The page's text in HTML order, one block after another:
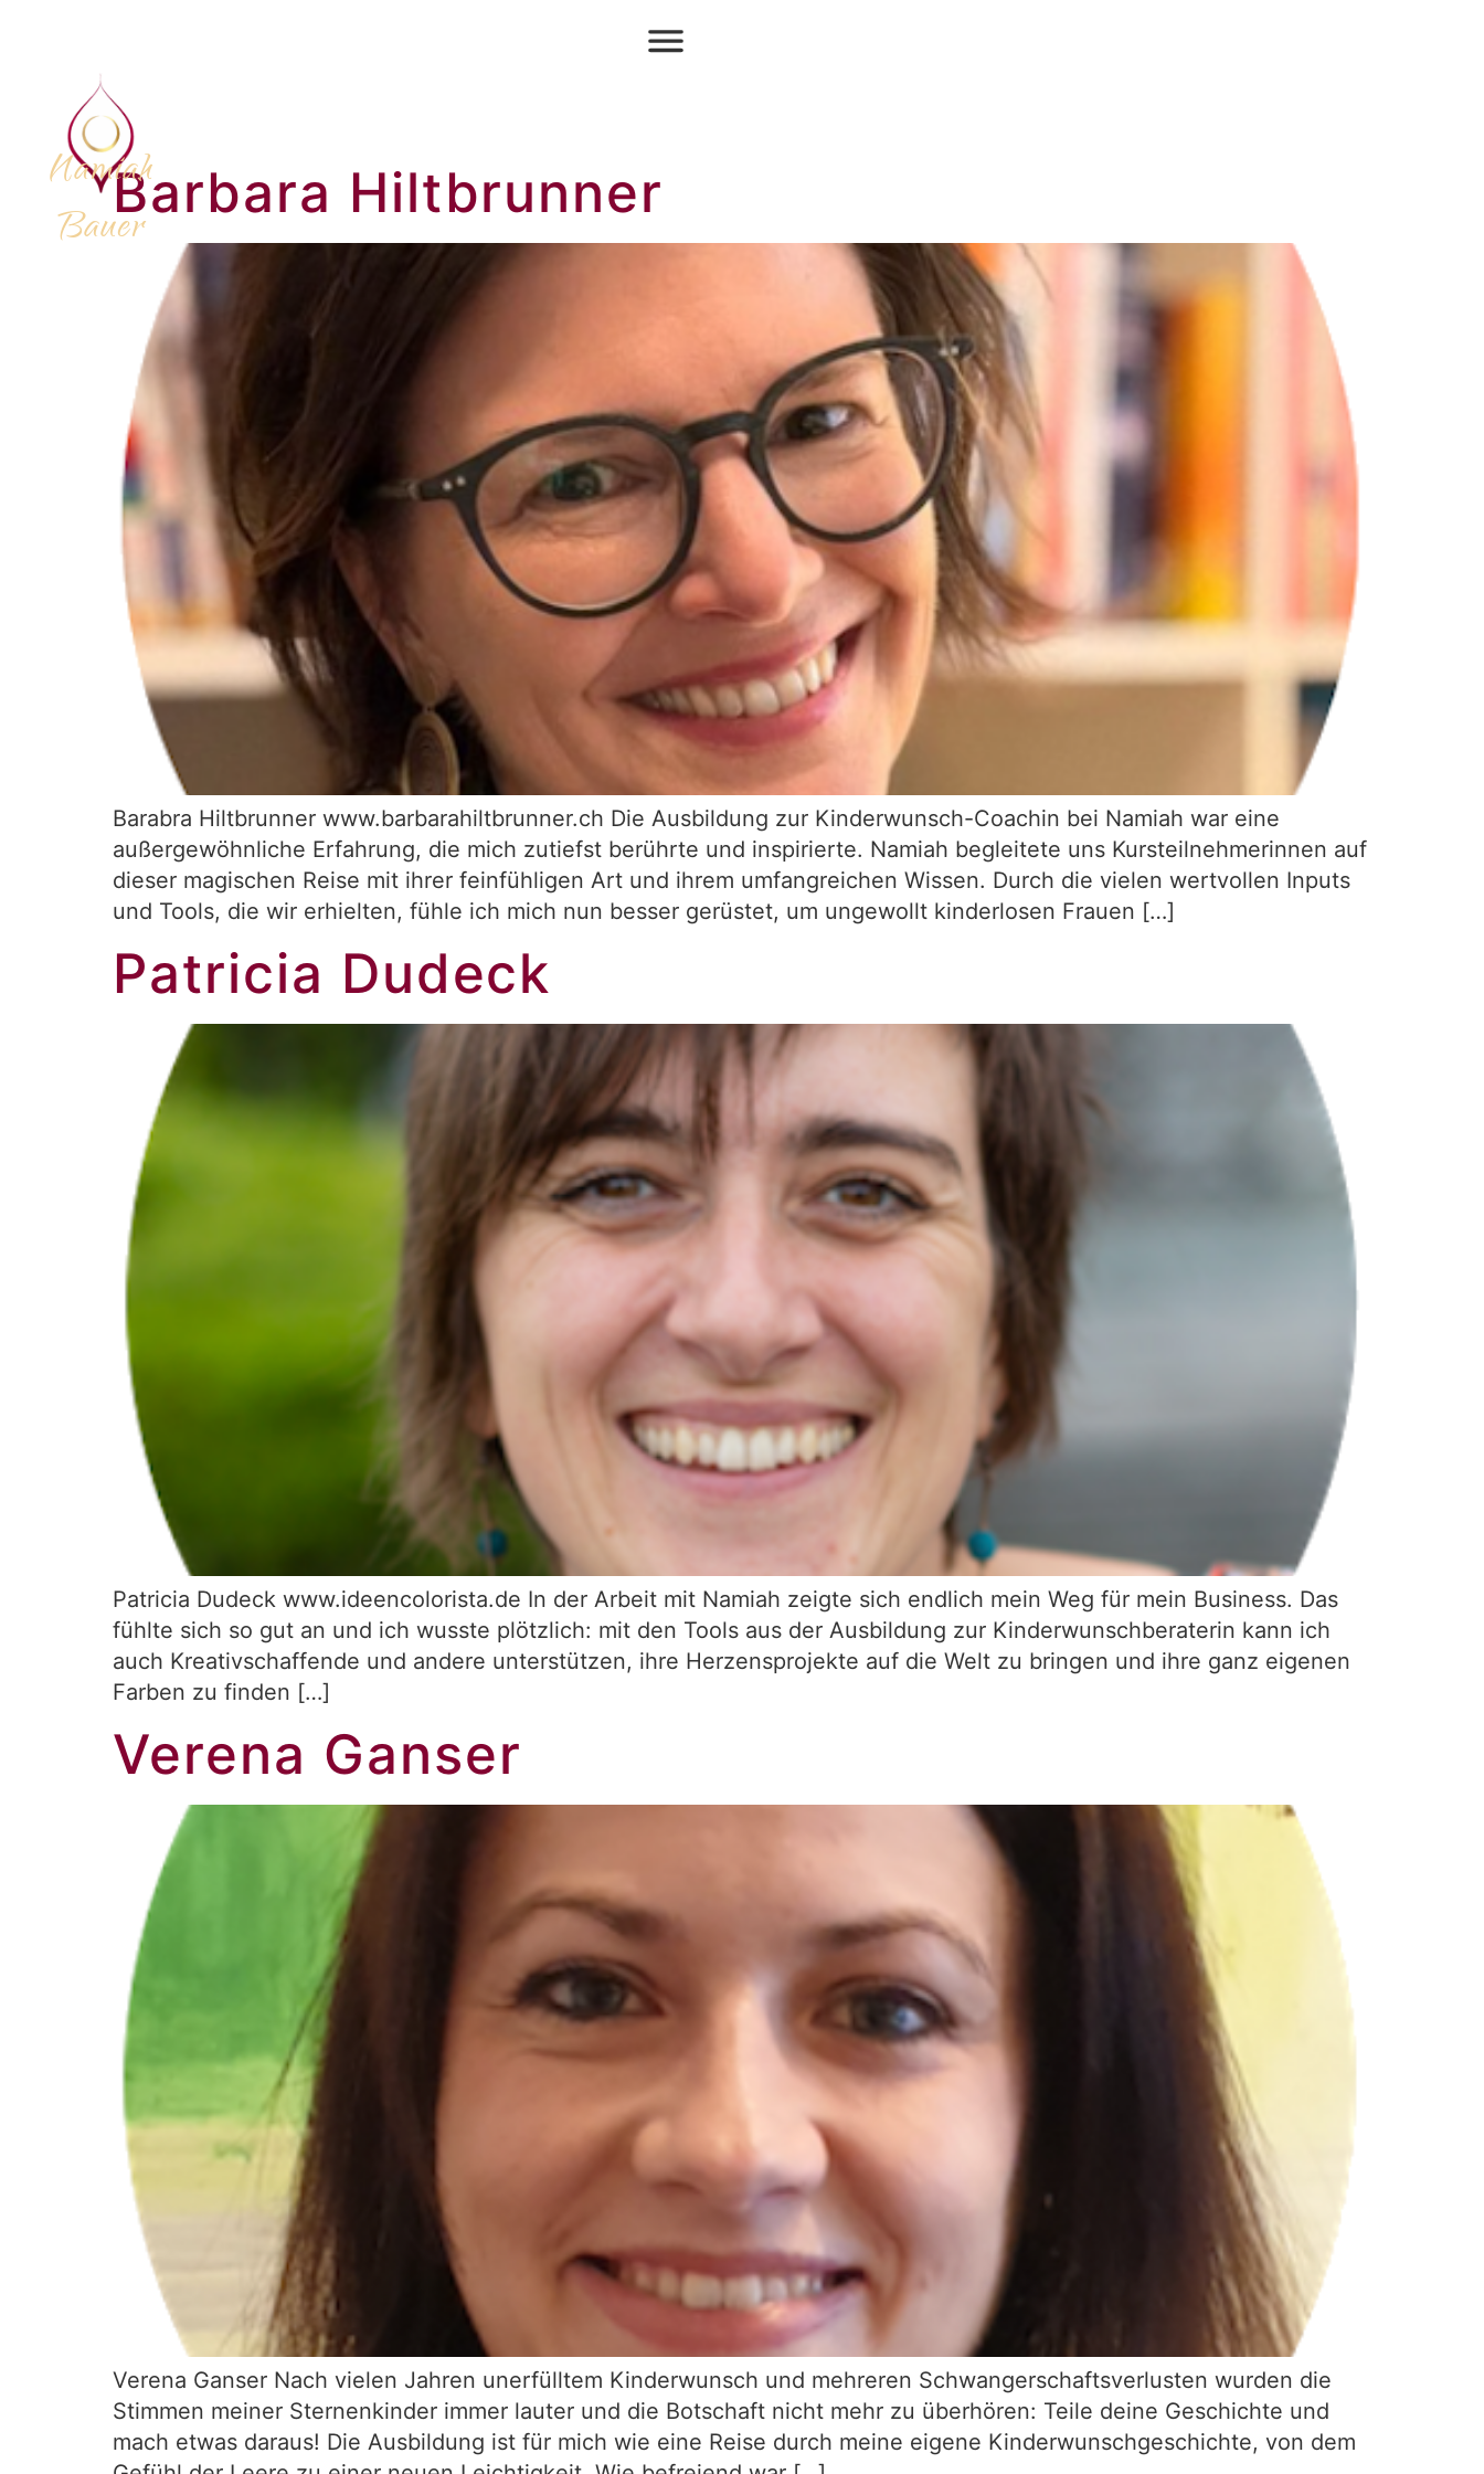
Namiah
Bauer
Barbara Hiltbrunner
Barabra Hiltbrunner www.barbarahiltbrunner.ch Die Ausbildung zur Kinderwunsch-Coachin bei Namiah war eine
außergewöhnliche Erfahrung, die mich zutiefst berührte und inspirierte. Namiah begleitete uns Kursteilnehmerinnen auf
dieser magischen Reise mit ihrer feinfühligen Art und ihrem umfangreichen Wissen. Durch die vielen wertvollen Inputs
und Tools, die wir erhielten, fühle ich mich nun besser gerüstet, um ungewollt kinderlosen Frauen […]
Patricia Dudeck
Patricia Dudeck www.ideencolorista.de In der Arbeit mit Namiah zeigte sich endlich mein Weg für mein Business. Das
fühlte sich so gut an und ich wusste plötzlich: mit den Tools aus der Ausbildung zur Kinderwunschberaterin kann ich
auch Kreativschaffende und andere unterstützen, ihre Herzensprojekte auf die Welt zu bringen und ihre ganz eigenen
Farben zu finden […]
Verena Ganser
Verena Ganser Nach vielen Jahren unerfülltem Kinderwunsch und mehreren Schwangerschaftsverlusten wurden die
Stimmen meiner Sternenkinder immer lauter und die Botschaft nicht mehr zu überhören: Teile deine Geschichte und
mach etwas daraus! Die Ausbildung ist für mich wie eine Reise durch meine eigene Kinderwunschgeschichte, von dem